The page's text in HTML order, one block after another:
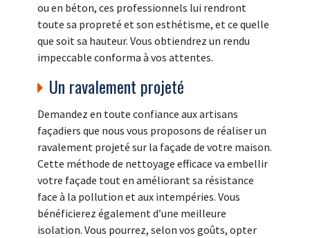
ou en béton, ces professionnels lui rendront
toute sa propreté et son esthétisme, et ce quelle
que soit sa hauteur. Vous obtiendrez un rendu
impeccable conforma à vos attentes.
Un ravalement projeté
Demandez en toute confiance aux artisans
façadiers que nous vous proposons de réaliser un
ravalement projeté sur la façade de votre maison.
Cette méthode de nettoyage efficace va embellir
votre façade tout en améliorant sa résistance
face à la pollution et aux intempéries. Vous
bénéficierez également d’une meilleure
isolation. Vous pourrez, selon vos goûts, opter